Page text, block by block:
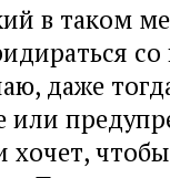
в таком
даже
или
хочет,